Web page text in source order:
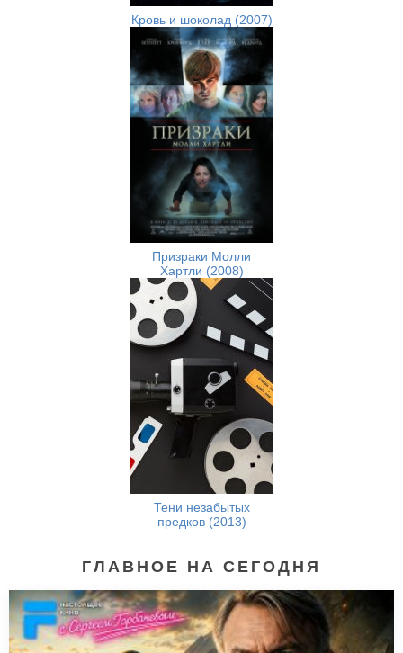
Кровь и шоколад (2007)
Призраки Молли
Хартли (2008)
Тени незабытых
предков (2013)
ГЛАВНОЕ НА СЕГОДНЯ